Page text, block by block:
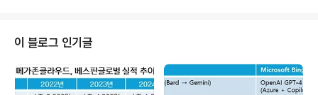
빙 라면이라고 팔아대던 마케팅을 흉내내는건지 왜 이리 UCC란 단어를 들먹이
는 곳이 이렇게 많은지..아무리 봐도 쓸데 없는 서비스이다.June! 언제 정신
차..
이 블로그 인기글